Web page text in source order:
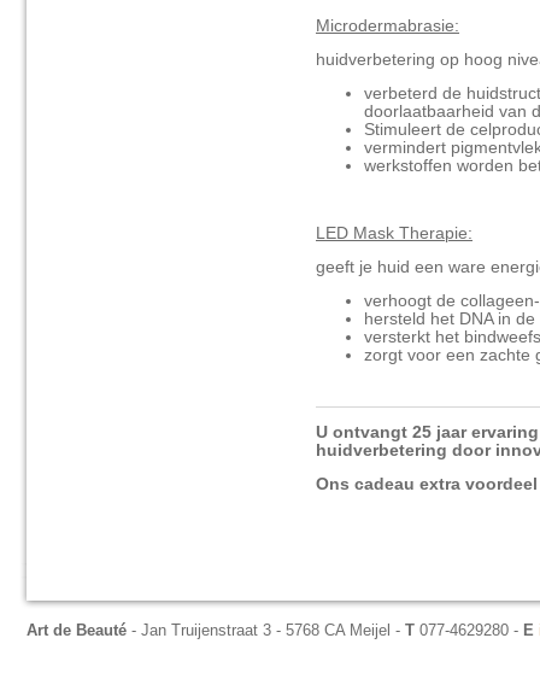
Microdermabrasie:
huidverbetering op hoog
verbeterd de
doorlaatbaarheid van
Stimuleert de
vermindert
werkstoffen worden
LED Mask Therapie:
geeft je huid een ware
verhoogt de
hersteld het DNA in
versterkt het
zorgt voor een zachte
U ontvangt 25 jaar
huidverbetering door
Ons cadeau extra
Art de Beauté - Jan Truijenstraat 3 - 5768 CA Meijel - T 077-4629280 - E